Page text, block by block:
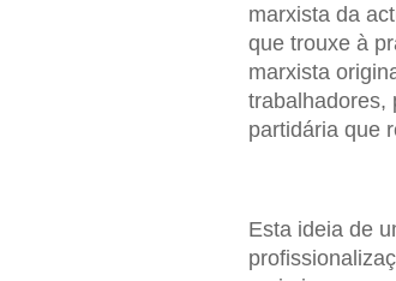
marxista da
que trouxe à
marxista
trabalhadores,
partidária que
Esta ideia de